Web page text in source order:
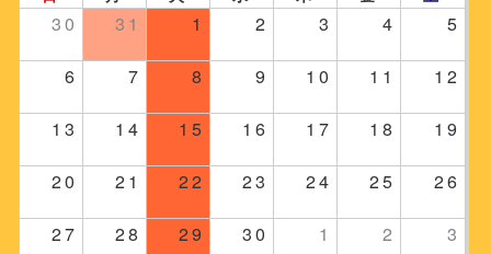
30 31 1 2 3 4 5
6 7 8 9 10 11 12
13 14 15 16 17 18 19
20 21 22 23 24 25 26
27 28 29 30 1 2 3